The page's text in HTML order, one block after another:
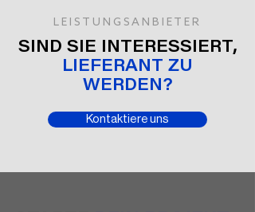
LEISTUNGSANBIETER
SIND SIE INTERESSIERT,
LIEFERANT ZU
WERDEN?
Kontaktiere uns